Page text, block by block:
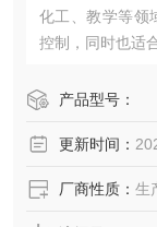
化工、教学等领
控制，同时也适
产品型号：
更新时间：
厂商性质： 生